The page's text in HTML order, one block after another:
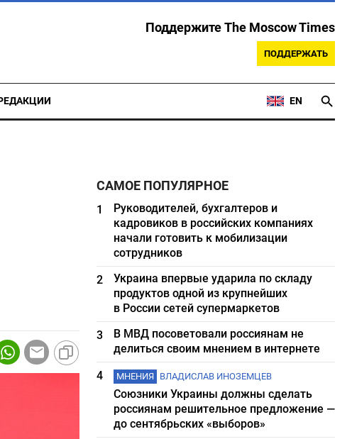
Поддержите The Moscow Times
ПОДДЕРЖАТЬ
EN
САМОЕ ПОПУЛЯРНОЕ
1
Руководителей, бухгалтеров и
кадровиков в российских компаниях
начали готовить к мобилизации
сотрудников
2
Украина впервые ударила по складу
продуктов одной из крупнейших
в России сетей супермаркетов
3
В МВД посоветовали россиянам не
делиться своим мнением в интернете
4
МНЕНИЯ ВЛАДИСЛАВ ИНОЗЕМЦЕВ
Союзники Украины должны сделать
россиянам решительное предложение —
до сентябрьских «выборов»